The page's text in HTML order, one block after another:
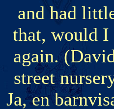
and had
that, would I
again.
street
Ja, en